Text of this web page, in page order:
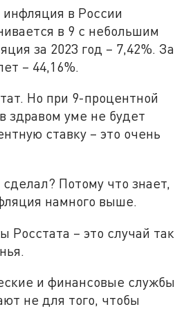
в России
в 9 с небольшим
за 2023 год – 7,42%. За
– 44,16%.
Но при 9-процентной
здравом уме не будет
ставку – это очень
Потому что знает,
намного выше.
Росстата – это случай так
и финансовые службы
не для того, чтобы